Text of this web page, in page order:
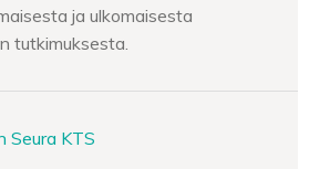
ja ulkomaisesta
tutkimuksesta.
Seura KTS